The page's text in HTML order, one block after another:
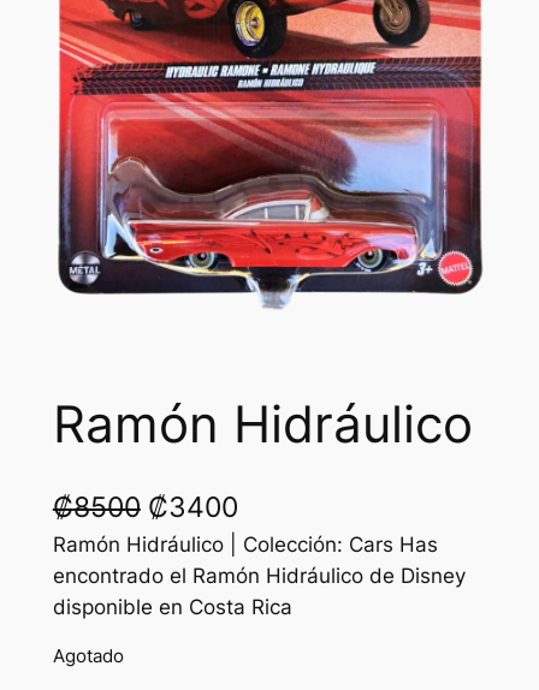
Ramón Hidráulico
₡8500 O
r
i
₡3400C
u
r
Ramón Hidráulico | Colección: Cars Has
encontrado el Ramón Hidráulico de Disney
disponible en Costa Rica
Agotado